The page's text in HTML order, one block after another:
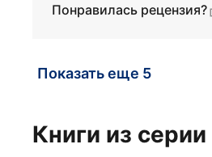
Понравилась рецензия?
Показать еще 5
Книги из серии